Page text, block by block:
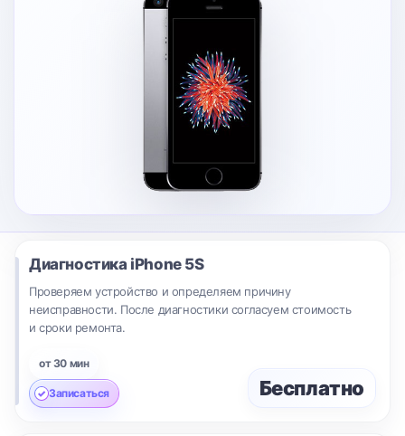
Диагностика iPhone 5S
Проверяем устройство и определяем причину
неисправности. После диагностики согласуем стоимость
и сроки ремонта.
от 30 мин
Записаться Бесплатно